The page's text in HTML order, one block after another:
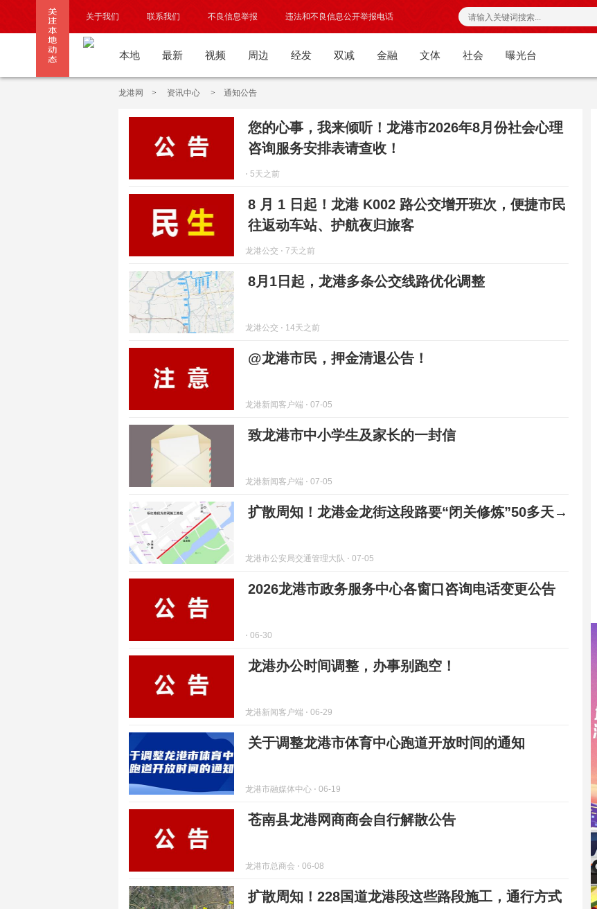
关于我们 联系我们 不良信息举报 违法和不良信息公开举报电话
本地 最新 视频 周边 经发 双减 金融 文体 社会 曝光台
龙港网 > 资讯中心 > 通知公告
您的心事，我来倾听！龙港市2026年8月份社会心理
咨询服务安排表请查收！
⋅ 5天之前
8 月 1 日起！龙港 K002 路公交增开班次，便捷市民
往返动车站、护航夜归旅客
龙港公交 ⋅ 7天之前
8月1日起，龙港多条公交线路优化调整
龙港公交 ⋅ 14天之前
@龙港市民，押金清退公告！
龙港新闻客户端 ⋅ 07-05
致龙港市中小学生及家长的一封信
龙港新闻客户端 ⋅ 07-05
扩散周知！龙港金龙街这段路要“闭关修炼”50多天→
龙港市公安局交通管理大队 ⋅ 07-05
2026龙港市政务服务中心各窗口咨询电话变更公告
⋅ 06-30
龙港办公时间调整，办事别跑空！
龙港新闻客户端 ⋅ 06-29
关于调整龙港市体育中心跑道开放时间的通知
龙港市融媒体中心 ⋅ 06-19
苍南县龙港网商商会自行解散公告
龙港市总商会 ⋅ 06-08
扩散周知！228国道龙港段这些路段施工，通行方式